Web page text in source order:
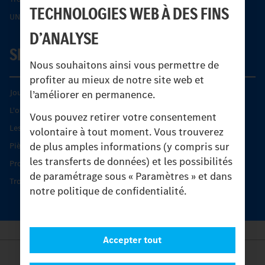
TECHNOLOGIES WEB À DES FINS
D’ANALYSE
Nous souhaitons ainsi vous permettre de
profiter au mieux de notre site web et
l’améliorer en permanence.
Vous pouvez retirer votre consentement
volontaire à tout moment. Vous trouverez
de plus amples informations (y compris sur
les transferts de données) et les possibilités
de paramétrage sous « Paramètres » et dans
notre politique de confidentialité.
Accepter tout
UNI-TOUCH®
SERVICE
Journées diagnostic Technique S.A.V Unimog
L'offre de services Unimog
Les produits phares
Pièces d’origine
Protection et maintien de la valeur
Trouver un partenaire
Provider